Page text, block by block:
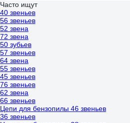
Часто ищут
40 звеньев
56 звеньев
52 звена
72 звена
50 зубьев
57 звеньев
64 звена
55 звеньев
45 звеньев
76 звеньев
62 звена
66 звеньев
Цепи для бензопилы 46 звеньев
36 звеньев